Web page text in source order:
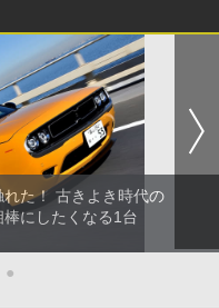
た！ 古きよき時代の
にしたくなる1台
●